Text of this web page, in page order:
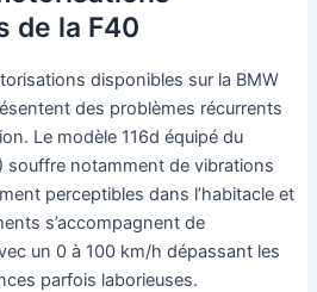
de la F40
disponibles sur la BMW
des problèmes récurrents
Le modèle 116d équipé du
souffre notamment de vibrations
perceptibles dans l’habitacle et
s’accompagnent de
un 0 à 100 km/h dépassant les
parfois laborieuses.